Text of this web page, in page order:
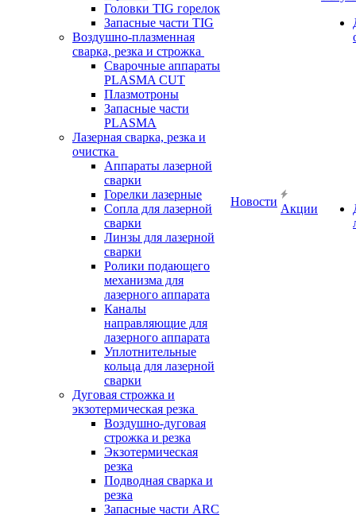
Головки TIG горелок
Запасные части TIG
Воздушно-плазменная
сварка, резка и строжка
Сварочные аппараты
PLASMA CUT
Плазмотроны
Запасные части
PLASMA
Лазерная сварка, резка и
очистка
Аппараты лазерной
сварки
Горелки лазерные
Сопла для лазерной
сварки
Линзы для лазерной
сварки
Ролики подающего
механизма для
лазерного аппарата
Каналы
направляющие для
лазерного аппарата
Уплотнительные
кольца для лазерной
сварки
Дуговая строжка и
экзотермическая резка
Воздушно-дуговая
строжка и резка
Экзотермическая
резка
Подводная сварка и
резка
Запасные части ARC
Новости
Акции